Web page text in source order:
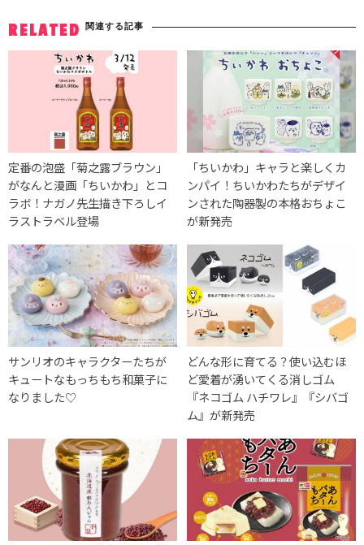
RELATED 関連する記事
定番の泡盛「菊之露ブラウン」
がなんと漫画「ちいかわ」とコ
ラボ！ナガノ先生描き下ろしイ
ラストラベル登場
「ちいかわ」キャラと楽しくカ
ンパイ！ちいかわたちがデザイ
ンされた陶器製の本格おちょこ
が新発売
サンリオのキャラクターたちが
キュートなもっちもち和菓子に
なりました♡
どんな形に育てる？使い込むほ
ど愛着が湧いてくる消しゴム
『ネコゴム ハチワレ』『シバゴ
ム』が新発売